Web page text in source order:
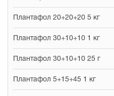
Плантафол 20+20+20 5 кг
Плантафол 30+10+10 1 кг
Плантафол 30+10+10 25 г
Плантафол 5+15+45 1 кг